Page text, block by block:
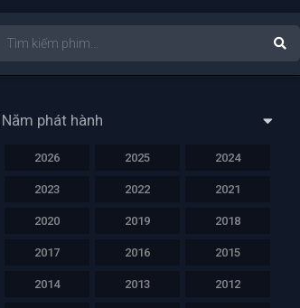
Năm phát hành
2026 2025 2024
2023 2022 2021
2020 2019 2018
2017 2016 2015
2014 2013 2012